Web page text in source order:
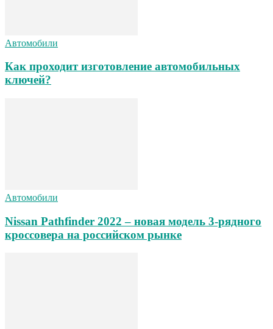
Автомобили
Как проходит изготовление автомобильных
ключей?
Автомобили
Nissan Pathfinder 2022 – новая модель 3-рядного
кроссовера на российском рынке